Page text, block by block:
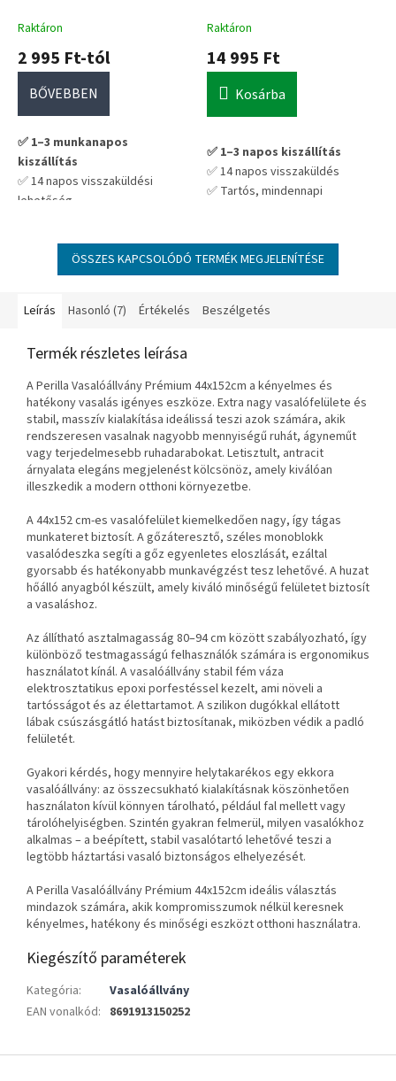
méretben
Raktáron
2 995 Ft-tól
BŐVEBBEN
✅ 1–3 munkanapos
kiszállítás
✅ 14 napos visszaküldési
lehetőség
megbízható forrás
💡 Tipp: Érdemes egyszerre 2–
3 darabot rendelned, így a
kedvezőbb.
Raktáron
14 995 Ft
Kosárba
✅ 1–3 napos kiszállítás
✅ 14 napos visszaküldés
✅ Tartós, mindennapi
távra – nem kell cserélgetni
ÖSSZES KAPCSOLÓDÓ TERMÉK MEGJELENÍTÉSE
Leírás Hasonló (7) Értékelés Beszélgetés
Termék részletes leírása
A Perilla Vasalóállvány Prémium 44x152cm a kényelmes és
hatékony vasalás igényes eszköze. Extra nagy vasalófelülete és
stabil, masszív kialakítása ideálissá teszi azok számára, akik
rendszeresen vasalnak nagyobb mennyiségű ruhát, ágyneműt
vagy terjedelmesebb ruhadarabokat. Letisztult, antracit
árnyalata elegáns megjelenést kölcsönöz, amely kiválóan
illeszkedik a modern otthoni környezetbe.
A 44x152 cm-es vasalófelület kiemelkedően nagy, így tágas
munkateret biztosít. A gőzáteresztő, széles monoblokk
vasalódeszka segíti a gőz egyenletes eloszlását, ezáltal
gyorsabb és hatékonyabb munkavégzést tesz lehetővé. A huzat
hőálló anyagból készült, amely kiváló minőségű felületet biztosít
a vasaláshoz.
Az állítható asztalmagasság 80–94 cm között szabályozható, így
különböző testmagasságú felhasználók számára is ergonomikus
használatot kínál. A vasalóállvány stabil fém váza
elektrosztatikus epoxi porfestéssel kezelt, ami növeli a
tartósságot és az élettartamot. A szilikon dugókkal ellátott
lábak csúszásgátló hatást biztosítanak, miközben védik a padló
felületét.
Gyakori kérdés, hogy mennyire helytakarékos egy ekkora
vasalóállvány: az összecsukható kialakításnak köszönhetően
használaton kívül könnyen tárolható, például fal mellett vagy
tárolóhelyiségben. Szintén gyakran felmerül, milyen vasalókhoz
alkalmas – a beépített, stabil vasalótartó lehetővé teszi a
legtöbb háztartási vasaló biztonságos elhelyezését.
A Perilla Vasalóállvány Prémium 44x152cm ideális választás
mindazok számára, akik kompromisszumok nélkül keresnek
kényelmes, hatékony és minőségi eszközt otthoni használatra.
Kiegészítő paraméterek
Kategória:
Vasalóállvány
EAN vonalkód: 8691913150252
L